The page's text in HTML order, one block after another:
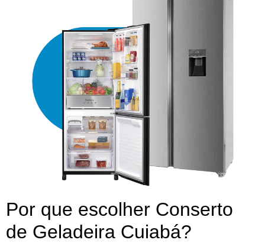
Por que escolher Conserto
de Geladeira Cuiabá?​